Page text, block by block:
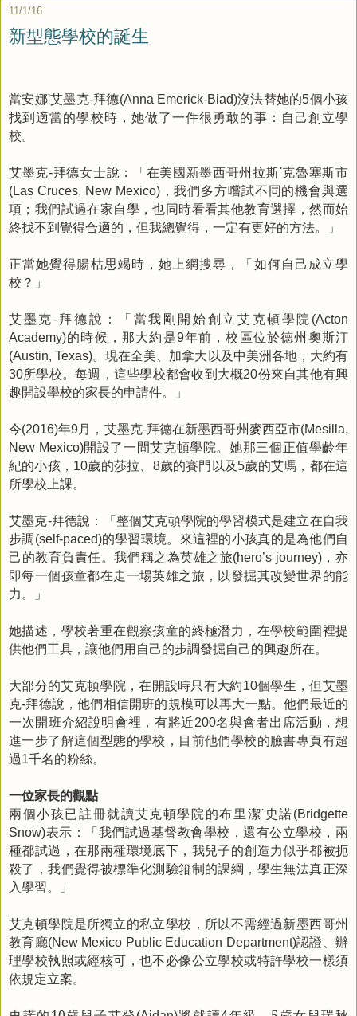
11/1/16
新型態學校的誕生
當安娜˙艾墨克-拜德(Anna Emerick-Biad)沒法替她的5個小孩
找到適當的學校時，她做了一件很勇敢的事：自己創立學
校。
艾墨克-拜德女士說：「在美國新墨西哥州拉斯˙克魯塞斯市
(Las Cruces, New Mexico)，我們多方嚐試不同的機會與選
項；我們試過在家自學，也同時看看其他教育選擇，然而始
終找不到覺得合適的，但我總覺得，一定有更好的方法。」
正當她覺得腸枯思竭時，她上網搜尋，「如何自己成立學
校？」
艾墨克-拜德說：「當我剛開始創立艾克頓學院 (Acton
Academy)的時候，那大約是9年前，校區位於德州奧斯汀
(Austin, Texas)。現在全美、加拿大以及中美洲各地，大約有
30所學校。每週，這些學校都會收到大概20份來自其他有興
趣開設學校的家長的申請件。」
今(2016)年9月，艾墨克-拜德在新墨西哥州麥西亞市(Mesilla,
New Mexico)開設了一間艾克頓學院。她那三個正值學齡年
紀的小孩， 10歲的莎拉、 8歲的賽門以及5歲的艾瑪，都在這
所學校上課。
艾墨克-拜德說：「整個艾克頓學院的學習模式是建立在自我
步調(self-paced)的學習環境。來這裡的小孩真的是為他們自
己的教育負責任。我們稱之為英雄之旅(hero’s journey)，亦
即每一個孩童都在走一場英雄之旅，以發掘其改變世界的能
力。」
她描述，學校著重在觀察孩童的終極潛力，在學校範圍裡提
供他們工具，讓他們用自己的步調發掘自己的興趣所在。
大部分的艾克頓學院，在開設時只有大約10個學生，但艾墨
克-拜德說，他們相信開班的規模可以再大一點。他們最近的
一次開班介紹說明會裡，有將近200名與會者出席活動，想
進一步了解這個型態的學校，目前他們學校的臉書專頁有超
過1千名的粉絲。
一位家長的觀點
兩個小孩已註冊就讀艾克頓學院的布里潔˙史諾(Bridgette
Snow)表示：「我們試過基督教會學校，還有公立學校，兩
種都試過，在那兩種環境底下，我兒子的創造力似乎都被扼
殺了，我們覺得被標準化測驗箝制的課綱，學生無法真正深
入學習。」
艾克頓學院是所獨立的私立學校，所以不需經過新墨西哥州
教育廳(New Mexico Public Education Department)認證、辦
理學校執照或經核可，也不必像公立學校或特許學校一樣須
依規定立案。